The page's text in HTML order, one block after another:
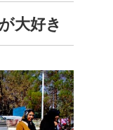
大好き